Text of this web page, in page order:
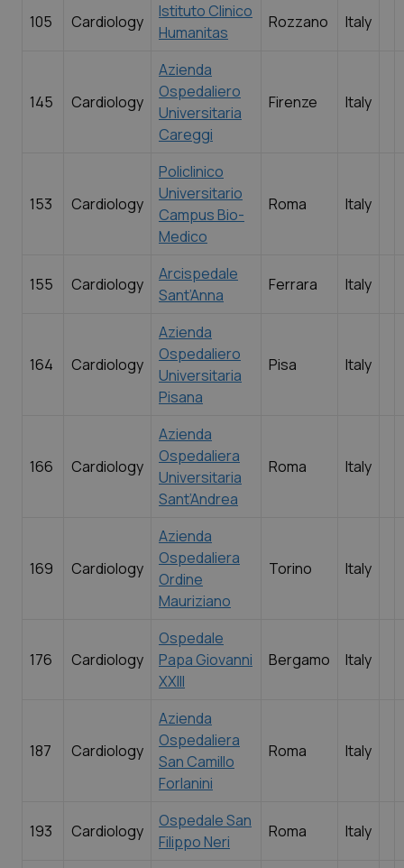
105 Cardiology
Istituto Clinico
Humanitas
Rozzano Italy
145 Cardiology
Azienda
Ospedaliero
Universitaria
Careggi
Firenze Italy
153 Cardiology
Policlinico
Universitario
Campus Bio-
Medico
Roma Italy
155 Cardiology
Arcispedale
Sant’Anna
Ferrara Italy
164 Cardiology
Azienda
Ospedaliero
Universitaria
Pisana
Pisa Italy
166 Cardiology
Azienda
Ospedaliera
Universitaria
Sant’Andrea
Roma Italy
169 Cardiology
Azienda
Ospedaliera
Ordine
Mauriziano
Torino Italy
176 Cardiology
Ospedale
Papa Giovanni
XXIII
Bergamo Italy
187 Cardiology
Azienda
Ospedaliera
San Camillo
Forlanini
Roma Italy
193 Cardiology
Ospedale San
Filippo Neri
Roma Italy